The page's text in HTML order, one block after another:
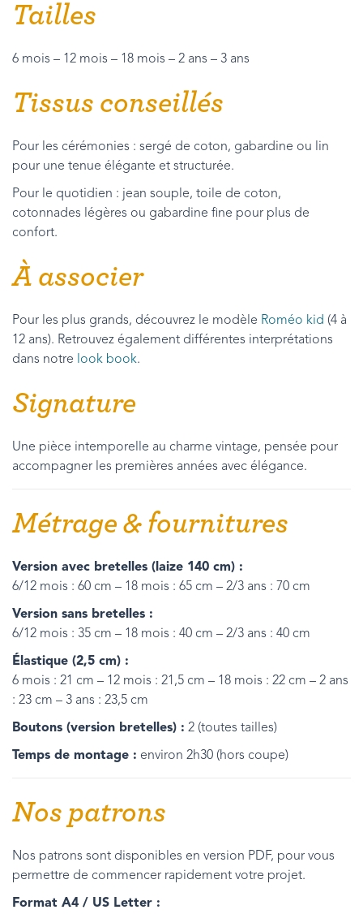
Tailles
6 mois – 12 mois – 18 mois – 2 ans – 3 ans
Tissus conseillés
Pour les cérémonies : sergé de coton, gabardine ou lin
pour une tenue élégante et structurée.
Pour le quotidien : jean souple, toile de coton,
cotonnades légères ou gabardine fine pour plus de
confort.
À associer
Pour les plus grands, découvrez le modèle Roméo kid (4 à
12 ans). Retrouvez également différentes interprétations
dans notre look book.
Signature
Une pièce intemporelle au charme vintage, pensée pour
accompagner les premières années avec élégance.
Métrage & fournitures
Version avec bretelles (laize 140 cm) :
6/12 mois : 60 cm – 18 mois : 65 cm – 2/3 ans : 70 cm
Version sans bretelles :
6/12 mois : 35 cm – 18 mois : 40 cm – 2/3 ans : 40 cm
Élastique (2,5 cm) :
6 mois : 21 cm – 12 mois : 21,5 cm – 18 mois : 22 cm – 2 ans
: 23 cm – 3 ans : 23,5 cm
Boutons (version bretelles) : 2 (toutes tailles)
Temps de montage : environ 2h30 (hors coupe)
Nos patrons
Nos patrons sont disponibles en version PDF, pour vous
permettre de commencer rapidement votre projet.
Format A4 / US Letter :